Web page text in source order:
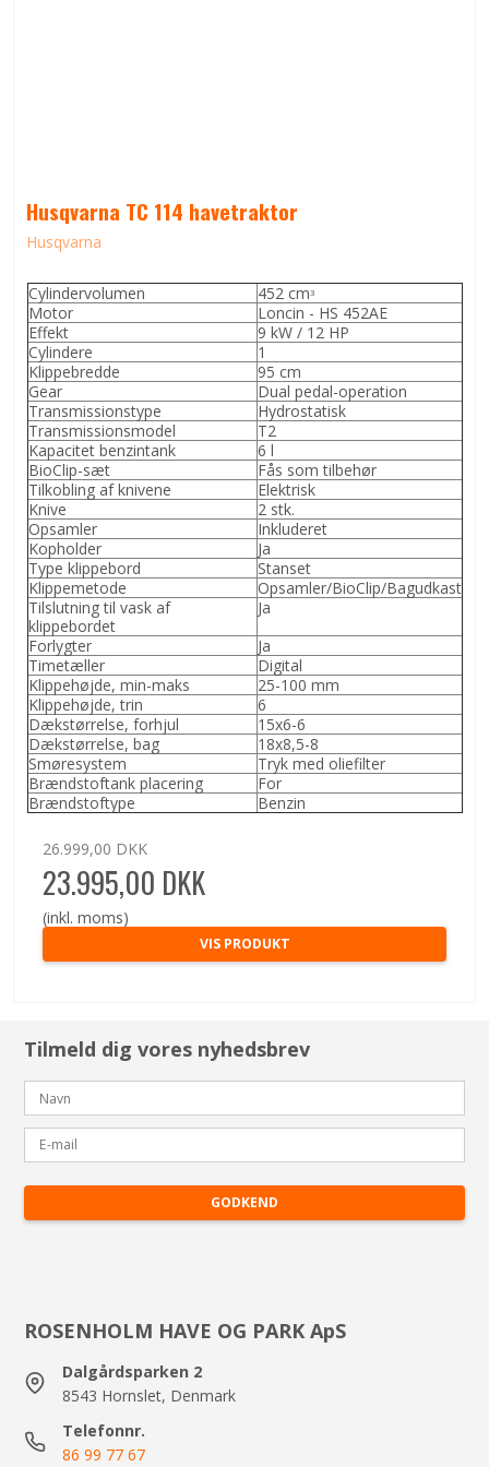
Husqvarna TC 114 havetraktor
Husqvarna
Cylindervolumen 452 cm3
Motor
Loncin - HS 452AE
Effekt
9 kW / 12 HP
Cylindere
1
Klippebredde
95 cm
Gear
Dual pedal-operation
Transmissionstype
Hydrostatisk
Transmissionsmodel
T2
Kapacitet benzintank
6 l
BioClip-sæt
Fås som tilbehør
Tilkobling af knivene
Elektrisk
Knive
2 stk.
Opsamler
Inkluderet
Kopholder
Ja
Type klippebord
Stanset
Klippemetode
Opsamler/BioClip/Bagudkast
Tilslutning til vask af
klippebordet
Ja
Forlygter
Ja
Timetæller
Digital
Klippehøjde, min-maks
25-100 mm
Klippehøjde, trin
6
Dækstørrelse, forhjul
15x6-6
Dækstørrelse, bag
18x8,5-8
Smøresystem
Tryk med oliefilter
Brændstoftank placering
For
Brændstoftype
Benzin
26.999,00 DKK
23.995,00 DKK
(inkl. moms)
VIS PRODUKT
Tilmeld dig vores nyhedsbrev
GODKEND
ROSENHOLM HAVE OG PARK ApS
Dalgårdsparken 2
8543 Hornslet, Denmark
Telefonnr.
86 99 77 67